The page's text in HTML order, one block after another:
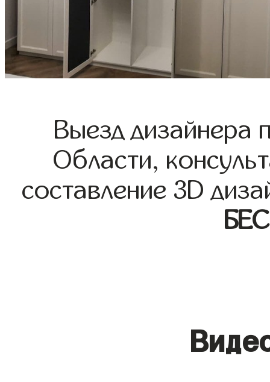
Выезд дизайнера
Области,
составление 3D